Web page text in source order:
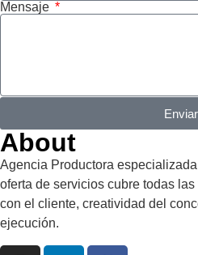
Mensaje
Enviar
About
Agencia Productora
oferta de servicios cubre todas
con el cliente, creatividad del
ejecución.